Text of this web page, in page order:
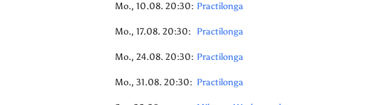
Mo., 10.08. 20:30: Practilonga
Mo., 17.08. 20:30: Practilonga
Mo., 24.08. 20:30: Practilonga
Mo., 31.08. 20:30: Practilonga